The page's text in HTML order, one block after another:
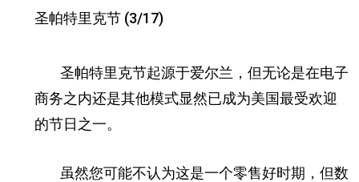
圣帕特里克节 (3/17)
圣帕特里克节起源于爱尔兰，但无论是在电子
商务之内还是其他模式显然已成为美国最受欢迎
的节日之一。
虽然您可能不认为这是一个零售好时期，但数